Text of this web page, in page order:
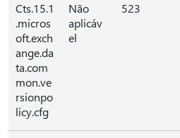
Cts.15.1
.micros
oft.exch
ange.da
ta.com
mon.ve
rsionpo
licy.cfg
Não
aplicáv
el
523